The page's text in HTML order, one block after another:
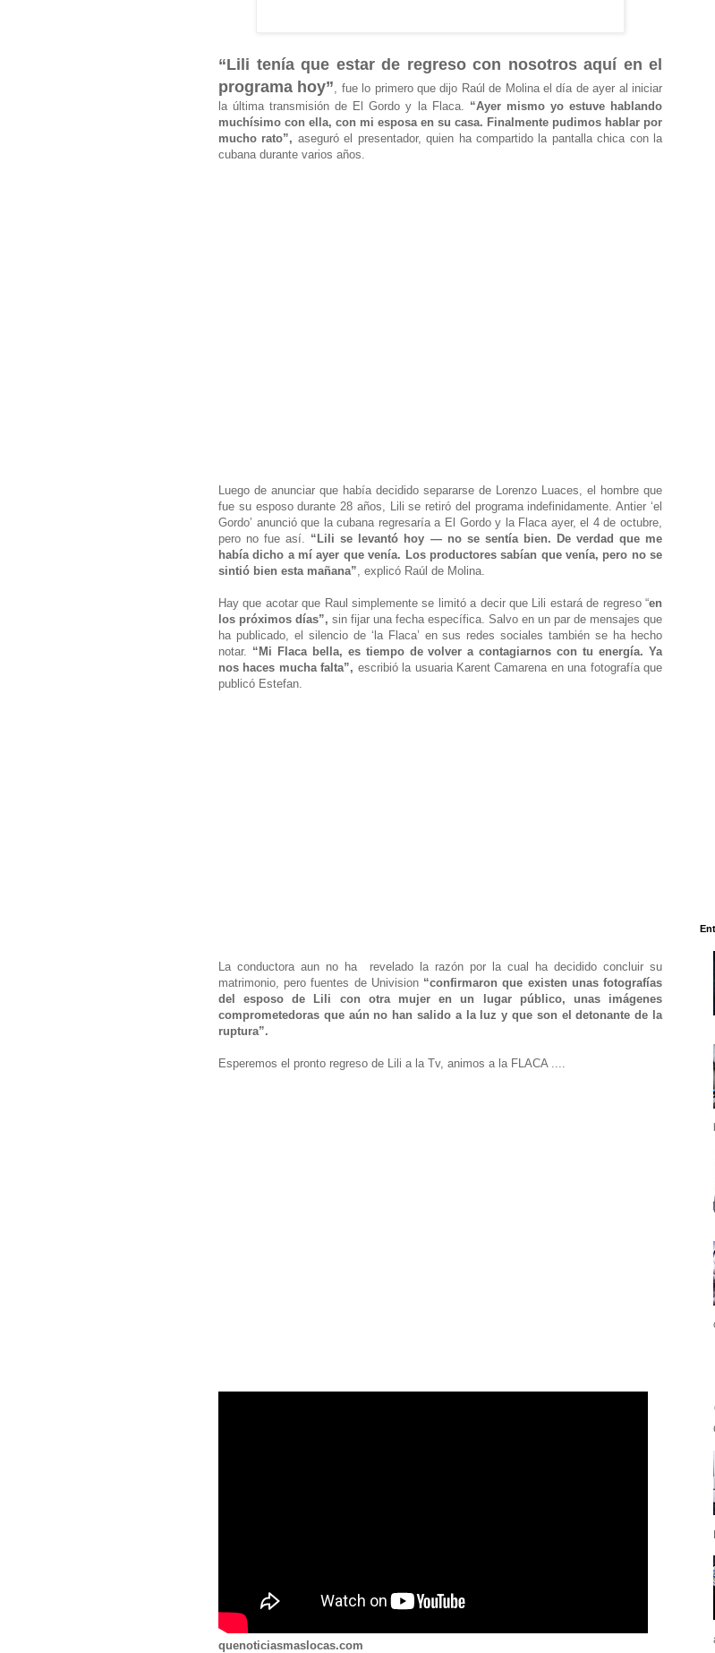
“Lili tenía que estar de regreso con nosotros aquí en el
programa hoy” , fue lo primero que dijo Raúl de Molina el día de ayer al iniciar
la última transmisión de El Gordo y la Flaca. “Ayer mismo yo estuve hablando
muchísimo con ella, con mi esposa en su casa. Finalmente pudimos hablar por
mucho rato”, aseguró el presentador, quien ha compartido la pantalla chica con la
cubana durante varios años.
Luego de anunciar que había decidido separarse de Lorenzo Luaces, el hombre que
fue su esposo durante 28 años, Lili se retiró del programa indefinidamente. Antier ‘el
Gordo’ anunció que la cubana regresaría a El Gordo y la Flaca ayer, el 4 de octubre,
pero no fue así. “Lili se levantó hoy — no se sentía bien. De verdad que me
había dicho a mí ayer que venía. Los productores sabían que venía, pero no se
sintió bien esta mañana” , explicó Raúl de Molina.
Hay que acotar que Raul simplemente se limitó a decir que Lili estará de regreso “en
los próximos días”, sin fijar una fecha específica. Salvo en un par de mensajes que
ha publicado, el silencio de ‘la Flaca’ en sus redes sociales también se ha hecho
notar. “Mi Flaca bella, es tiempo de volver a contagiarnos con tu energía. Ya
nos haces mucha falta”, escribió la usuaria Karent Camarena en una fotografía que
publicó Estefan.
La conductora aun no ha revelado la razón por la cual ha decidido concluir su
matrimonio, pero fuentes de Univision “confirmaron que existen unas fotografías
del esposo de Lili con otra mujer en un lugar público, unas imágenes
comprometedoras que aún no han salido a la luz y que son el detonante de la
ruptura”.
Esperemos el pronto regreso de Lili a la Tv, animos a la FLACA ....
quenoticiasmaslocas.com